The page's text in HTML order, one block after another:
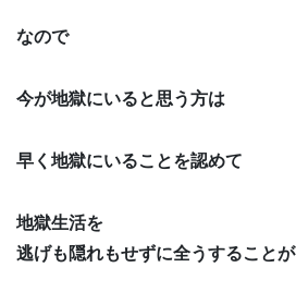
なので
今が地獄にいると思う方は
早く地獄にいることを認めて
地獄生活を
逃げも隠れもせずに全うすることが